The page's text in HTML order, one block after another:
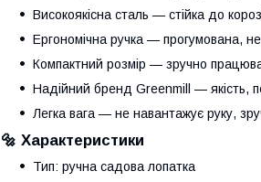
Високоякісна сталь — стійка до
Ергономічна ручка — прогумована,
Компактний розмір — зручно
Надійний бренд Greenmill — якість,
Легка вага — не навантажує руку,
🔩 Характеристики
Тип: ручна садова лопатка